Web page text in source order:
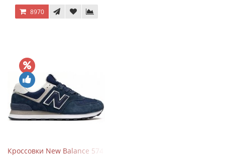
8970
Кроссовки New Balance 574 Navy Blue White